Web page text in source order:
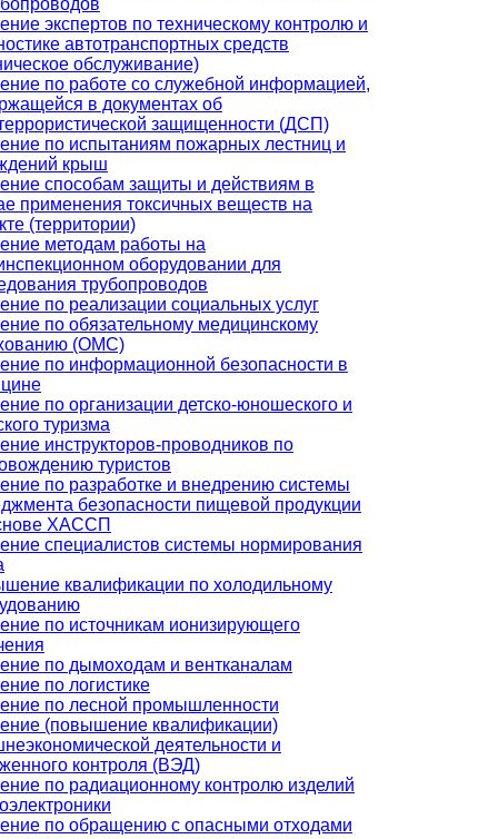
экспертов по техническому контролю и
автотранспортных средств
обслуживание)
по работе со служебной информацией,
в документах об
защищенности (ДСП)
по испытаниям пожарных лестниц и
крыш
способам защиты и действиям в
применения токсичных веществ на
(территории)
методам работы на
оборудовании для
трубопроводов
по реализации социальных услуг
по обязательному медицинскому
(ОМС)
по информационной безопасности в
по организации детско-юношеского и
туризма
инструкторов-проводников по
туристов
по разработке и внедрению системы
безопасности пищевой продукции
ХАССП
специалистов системы нормирования
квалификации по холодильному
по источникам ионизирующего
по дымоходам и вентканалам
по логистике
по лесной промышленности
(повышение квалификации)
деятельности и
контроля (ВЭД)
по радиационному контролю изделий
по обращению с опасными отходами